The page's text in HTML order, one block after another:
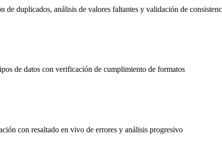
de duplicados, análisis de valores faltantes y validación de
de datos con verificación de cumplimiento de formatos
con resaltado en vivo de errores y análisis progresivo